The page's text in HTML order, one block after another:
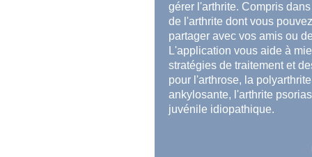
gérer l'arthrite. Compris
de l'arthrite dont vous
partager avec vos amis ou
L'application vous aide à
stratégies de traitement et
pour l'arthrose, la
ankylosante, l'arthrite
juvénile idiopathique.